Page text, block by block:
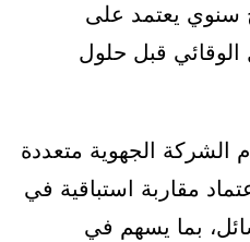
سنوي يعتمد على
الوقائي قبل حلول
الشركة الجهوية متعددة
مقاربة استباقية في
بما يسهم في